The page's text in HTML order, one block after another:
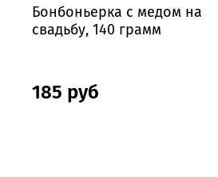
Бонбоньерка с медом на
свадьбу, 140 грамм
185 руб